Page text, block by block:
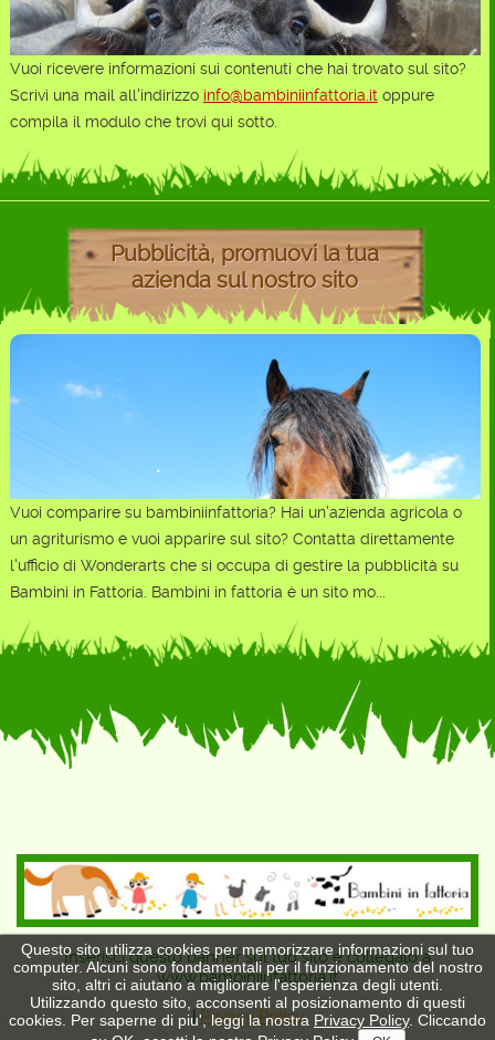
Questo sito utilizza cookies per memorizzare informazioni sul tuo
computer. Alcuni sono fondamentali per il funzionamento del nostro
sito, altri ci aiutano a migliorare l'esperienza degli utenti.
Utilizzando questo sito, acconsenti al posizionamento di questi
cookies. Per saperne di piu', leggi la nostra Privacy Policy. Cliccando
Vuoi ricevere informazioni sui contenuti che hai trovato sul sito?
Scrivi una mail all'indirizzo info@bambiniinfattoria.itoppure
compila il modulo che trovi qui sotto.
Pubblicità, promuovi la tua
azienda sul nostro sito
Vuoi comparire su bambiniinfattoria? Hai un'azienda agricola o
un agriturismo e vuoi apparire sul sito? Contatta direttamente
l'ufficio di Wonderarts che si occupa di gestire la pubblicità su
Bambini in Fattoria. Bambini in fattoria è un sito mo...
Inserisci questo banner sul tuo sito e collegalo a
www.bambiniinfattoria.it
|Privacy Policy